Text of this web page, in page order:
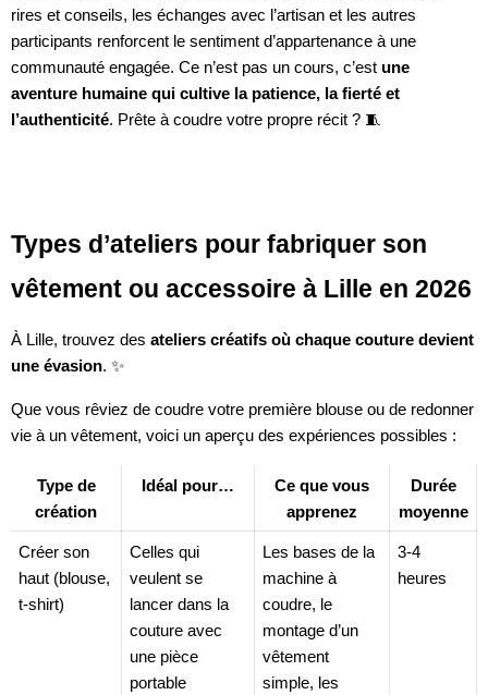
rires et conseils, les échanges avec l’artisan et les autres
participants renforcent le sentiment d’appartenance à une
communauté engagée. Ce n’est pas un cours, c’est une
aventure humaine qui cultive la patience, la fierté et
l’authenticité. Prête à coudre votre propre récit ? 🧵
Types d’ateliers pour fabriquer son
vêtement ou accessoire à Lille en 2026
À Lille, trouvez des ateliers créatifs où chaque couture devient
une évasion. ✨
Que vous rêviez de coudre votre première blouse ou de redonner
vie à un vêtement, voici un aperçu des expériences possibles :
Type de
création
Idéal pour…
Ce que vous
apprenez
Durée
moyenne
Créer son
haut (blouse,
t-shirt)
Celles qui
veulent se
lancer dans la
couture avec
une pièce
portable
Les bases de la
machine à
coudre, le
montage d’un
vêtement
simple, les
3-4
heures